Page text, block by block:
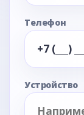
Телефон
Устройство